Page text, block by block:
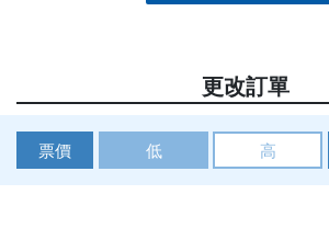
更改訂單
票價 低 高